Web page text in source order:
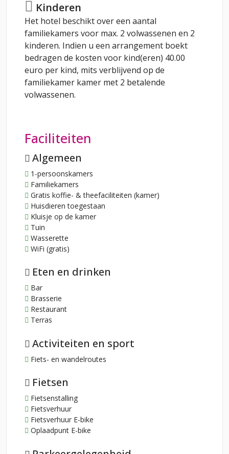
Kinderen
Het hotel beschikt over een aantal
familiekamers voor max. 2 volwassenen en 2
kinderen. Indien u een arrangement boekt
bedragen de kosten voor kind(eren) 40.00
euro per kind, mits verblijvend op de
familiekamer kamer met 2 betalende
volwassenen.
Faciliteiten
Algemeen
1-persoonskamers
Familiekamers
Gratis koffie- & theefaciliteiten (kamer)
Huisdieren toegestaan
Kluisje op de kamer
Tuin
Wasserette
WiFi (gratis)
Eten en drinken
Bar
Brasserie
Restaurant
Terras
Activiteiten en sport
Fiets- en wandelroutes
Fietsen
Fietsenstalling
Fietsverhuur
Fietsverhuur E-bike
Oplaadpunt E-bike